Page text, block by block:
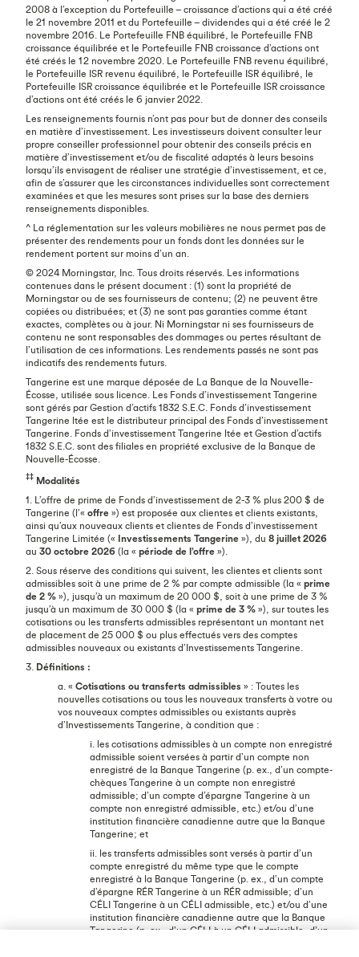
2008 à l’exception du Portefeuille – croissance d’actions qui a été créé
le 21 novembre 2011 et du Portefeuille – dividendes qui a été créé le 2
novembre 2016. Le Portefeuille FNB équilibré, le Portefeuille FNB
croissance équilibrée et le Portefeuille FNB croissance d’actions ont
été créés le 12 novembre 2020. Le Portefeuille FNB revenu équilibré,
le Portefeuille ISR revenu équilibré, le Portefeuille ISR équilibré, le
Portefeuille ISR croissance équilibrée et le Portefeuille ISR croissance
d’actions ont été créés le 6 janvier 2022.
Les renseignements fournis n’ont pas pour but de donner des conseils
en matière d’investissement. Les investisseurs doivent consulter leur
propre conseiller professionnel pour obtenir des conseils précis en
matière d’investissement et/ou de fiscalité adaptés à leurs besoins
lorsqu’ils envisagent de réaliser une stratégie d’investissement, et ce,
afin de s’assurer que les circonstances individuelles sont correctement
examinées et que les mesures sont prises sur la base des derniers
renseignements disponibles.
^ La réglementation sur les valeurs mobilières ne nous permet pas de
présenter des rendements pour un fonds dont les données sur le
rendement portent sur moins d’un an.
© 2024 Morningstar, Inc. Tous droits réservés. Les informations
contenues dans le présent document : (1) sont la propriété de
Morningstar ou de ses fournisseurs de contenu; (2) ne peuvent être
copiées ou distribuées; et (3) ne sont pas garanties comme étant
exactes, complètes ou à jour. Ni Morningstar ni ses fournisseurs de
contenu ne sont responsables des dommages ou pertes résultant de
l’utilisation de ces informations. Les rendements passés ne sont pas
indicatifs des rendements futurs.
Tangerine est une marque déposée de La Banque de la Nouvelle-
Écosse, utilisée sous licence. Les Fonds d’investissement Tangerine
sont gérés par Gestion d’actifs 1832 S.E.C. Fonds d’investissement
Tangerine ltée est le distributeur principal des Fonds d’investissement
Tangerine. Fonds d’investissement Tangerine ltée et Gestion d’actifs
1832 S.E.C. sont des filiales en propriété exclusive de la Banque de
Nouvelle-Écosse.
‡‡ Modalités
1. L’offre de prime de Fonds d’investissement de 2-3 % plus 200 $ de
Tangerine (l’« offre ») est proposée aux clientes et clients existants,
ainsi qu’aux nouveaux clients et clientes de Fonds d’investissement
Tangerine Limitée (« Investissements Tangerine »), du 8 juillet 2026
au 30 octobre 2026 (la « période de l’offre »).
2. Sous réserve des conditions qui suivent, les clientes et clients sont
admissibles soit à une prime de 2 % par compte admissible (la « prime
de 2 % »), jusqu’à un maximum de 20 000 $, soit à une prime de 3 %
jusqu’à un maximum de 30 000 $ (la « prime de 3 % »), sur toutes les
cotisations ou les transferts admissibles représentant un montant net
de placement de 25 000 $ ou plus effectués vers des comptes
admissibles nouveaux ou existants d’Investissements Tangerine.
3. Définitions :
a. « Cotisations ou transferts admissibles » : Toutes les
nouvelles cotisations ou tous les nouveaux transferts à votre ou
vos nouveaux comptes admissibles ou existants auprès
d’Investissements Tangerine, à condition que :
i. les cotisations admissibles à un compte non enregistré
admissible soient versées à partir d’un compte non
enregistré de la Banque Tangerine (p. ex., d’un compte-
chèques Tangerine à un compte non enregistré
admissible; d’un compte d’épargne Tangerine à un
compte non enregistré admissible, etc.) et/ou d’une
institution financière canadienne autre que la Banque
Tangerine; et
ii. les transferts admissibles sont versés à partir d’un
compte enregistré du même type que le compte
enregistré à la Banque Tangerine (p. ex., d’un compte
d’épargne RÉR Tangerine à un RÉR admissible; d’un
CÉLI Tangerine à un CÉLI admissible, etc.) et/ou d’une
institution financière canadienne autre que la Banque
Tangerine (p. ex., d’un CÉLI à un CÉLI admissible, d’un